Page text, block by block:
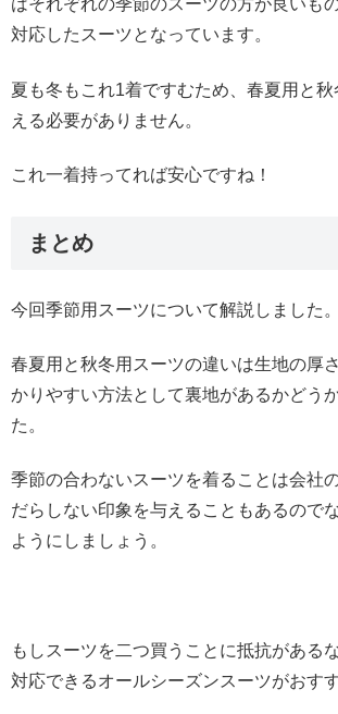
はそれぞれの季節のスーツの方が良いも
対応したスーツとなっています。
夏も冬もこれ1着ですむため、春夏用と
える必要がありません。
これ一着持ってれば安心ですね！
まとめ
今回季節用スーツについて解説しました。
春夏用と秋冬用スーツの違いは生地の厚
かりやすい方法として裏地があるかどう
た。
季節の合わないスーツを着ることは会社
だらしない印象を与えることもあるので
ようにしましょう。
もしスーツを二つ買うことに抵抗がある
対応できるオールシーズンスーツがおす